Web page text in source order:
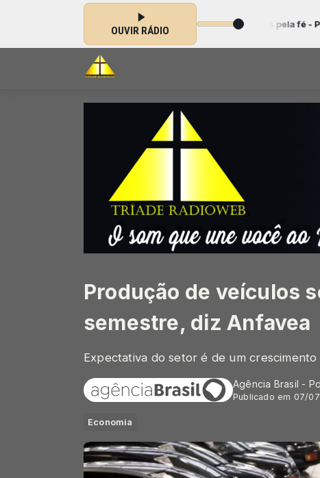
OUVIR RÁDIO
Tocando agora: Unidos pela fé - Parte 6
Produção de veículos
semestre, diz Anfavea
Expectativa do setor é de um crescimento
Agência Brasil -
Publicado em 07/
Economia